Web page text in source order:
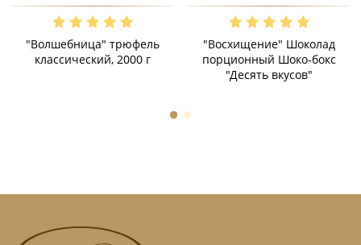
"Волшебница" трюфель
классический, 2000 г
"Восхищение" Шоколад
порционный Шоко-бокс
"Десять вкусов"